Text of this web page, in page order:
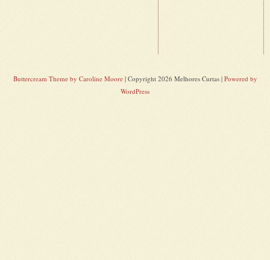
Buttercream Theme by Caroline Moore| Copyright 2026 Melhores Curtas | Powered by
WordPress